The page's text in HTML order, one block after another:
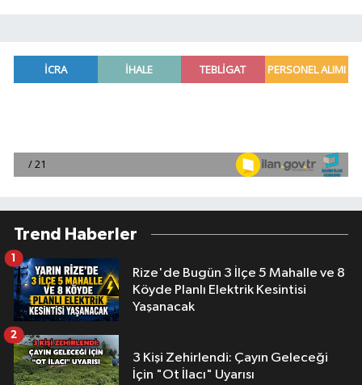
Trend Haberler
Rize'de Bugün 3 İlçe 5 Mahalle ve 8
Köyde Planlı Elektrik Kesintisi
Yaşanacak
1
3 Kişi Zehirlendi: Çayın Geleceği
İçin "Ot İlacı" Uyarısı
2